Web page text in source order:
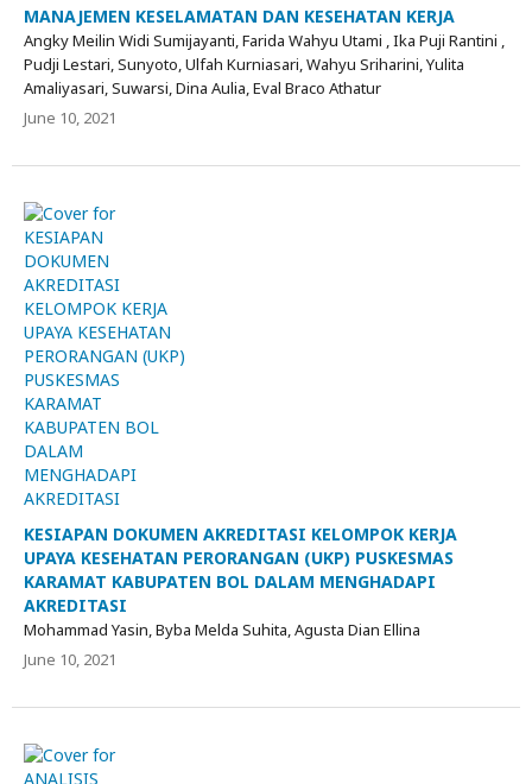
MANAJEMEN KESELAMATAN DAN KESEHATAN KERJA
Angky Meilin Widi Sumijayanti, Farida Wahyu Utami , Ika Puji Rantini ,
Pudji Lestari, Sunyoto, Ulfah Kurniasari, Wahyu Sriharini, Yulita
Amaliyasari, Suwarsi, Dina Aulia, Eval Braco Athatur
June 10, 2021
KESIAPAN DOKUMEN AKREDITASI KELOMPOK KERJA
UPAYA KESEHATAN PERORANGAN (UKP) PUSKESMAS
KARAMAT KABUPATEN BOL DALAM MENGHADAPI
AKREDITASI
Mohammad Yasin, Byba Melda Suhita, Agusta Dian Ellina
June 10, 2021